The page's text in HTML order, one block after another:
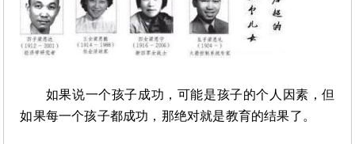
如果说一个孩子成功，可能是孩子的个人因素，但
如果每一个孩子都成功，那绝对就是教育的结果了。